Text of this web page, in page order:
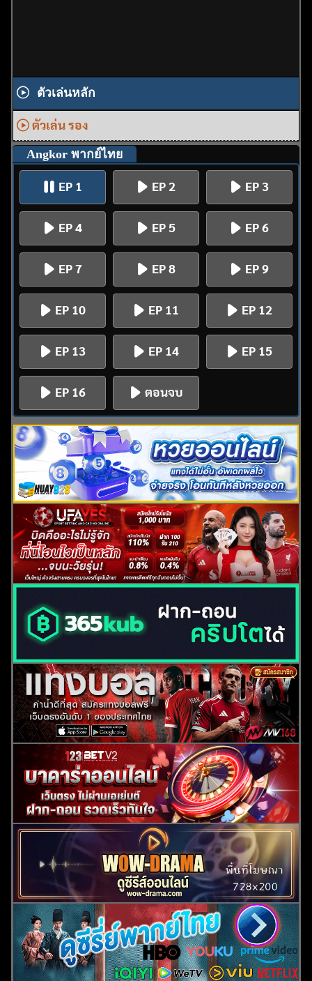
ค้นหา
สำหรับ:
ตัวเล่นหลัก
ตัวเล่น รอง
Angkor พากย์ไทย
EP 1 EP 2 EP 3
EP 4 EP 5 EP 6
EP 7 EP 8 EP 9
EP 10 EP 11 EP 12
EP 13 EP 14 EP 15
EP 16 ตอนจบ